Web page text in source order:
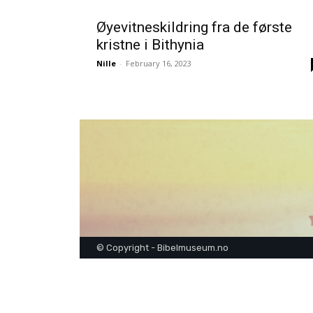
Øyevitneskildring fra de første
kristne i Bithynia
Nille - February 16, 2023
© Copyright - Bibelmuseum.no